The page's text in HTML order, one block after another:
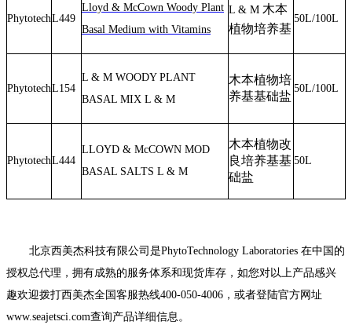
PhytotechL449
Lloyd & McCown Woody Plant
Basal Medium with Vitamins
L & M 木本
植物培养基
50L/100L
PhytotechL154
L & M WOODY PLANT
BASAL MIX L & M
木本植物培
养基基础盐
50L/100L
PhytotechL444
LLOYD & McCOWN MOD
BASAL SALTS L & M
木本植物改
良培养基基
础盐
50L
北京西美杰科技有限公司是PhytoTechnology Laboratories在中国的
授权总代理，拥有成熟的服务体系和现货库存，如您对以上产品感兴
趣欢迎拨打西美杰全国客服热线400-050-4006 ，或者登陆官方网址
www.seajetsci.com查询产品详细信息。